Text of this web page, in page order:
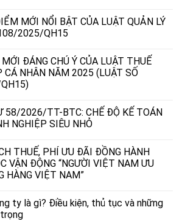
MỚI NỔI BẬT CỦA LUẬT QUẢN LÝ
2025/QH15
ĐÁNG CHÚ Ý CỦA LUẬT THUẾ
CÁ NHÂN NĂM 2025 (LUẬT SỐ
58/2026/TT-BTC: CHẾ ĐỘ KẾ TOÁN
NGHIỆP SIÊU NHỎ
THUẾ, PHÍ ƯU ĐÃI ĐỒNG HÀNH
VẬN ĐỘNG “NGƯỜI VIỆT NAM ƯU
HÀNG VIỆT NAM”
ty là gì? Điều kiện, thủ tục và những